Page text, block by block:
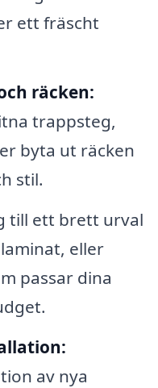
ett fräscht
räcken:
trappsteg,
byta ut räcken
stil.
till ett brett urval
eller
passar dina
av nya